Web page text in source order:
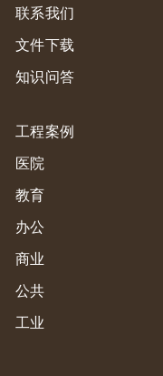
联系我们
文件下载
知识问答
工程案例
医院
教育
办公
商业
公共
工业